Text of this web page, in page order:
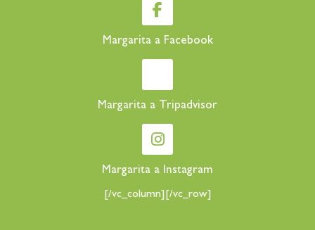
Margarita a Facebook
Margarita a Tripadvisor
Margarita a Instagram
[/vc_column][/vc_row]